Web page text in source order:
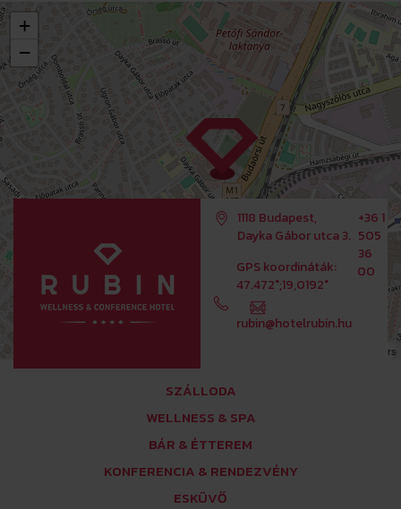
+
−
contributors
1118 Budapest,
Dayka Gábor utca 3.
GPS koordináták:
47.472°;19,0192°
+36 1
505
36
00
rubin@hotelrubin.hu
SZÁLLODA
WELLNESS & SPA
BÁR & ÉTTEREM
KONFERENCIA & RENDEZVÉNY
ESKÜVŐ